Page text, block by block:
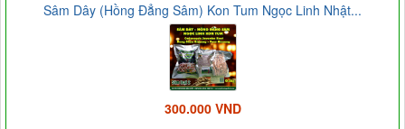
Sâm Dây (Hồng Đẳng Sâm) Kon Tum Ngọc Linh Nhật...
300.000 VND